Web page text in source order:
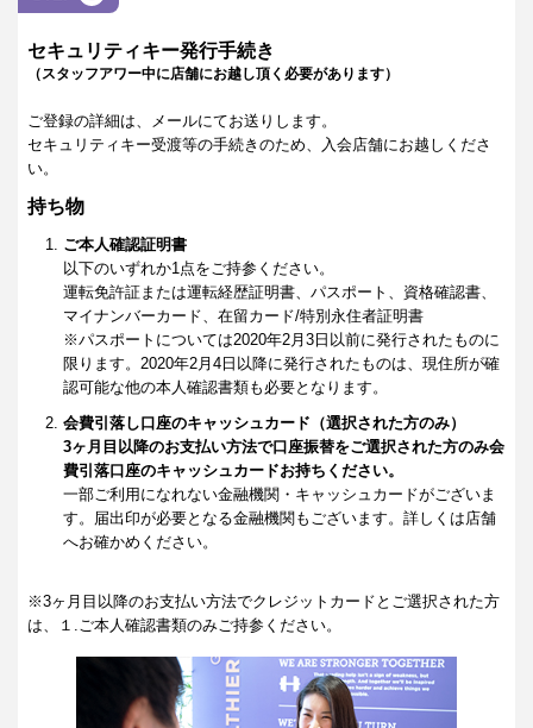
セキュリティキー発行手続き
（スタッフアワー中に店舗にお越し頂く必要があります）
ご登録の詳細は、メールにてお送りします。
セキュリティキー受渡等の手続きのため、入会店舗にお越しくださ
い。
持ち物
ご本人確認証明書
以下のいずれか1点をご持参ください。
運転免許証または運転経歴証明書、パスポート、資格確認書、
マイナンバーカード、在留カード/特別永住者証明書
※パスポートについては2020年2月3日以前に発行されたものに
限ります。2020年2月4日以降に発行されたものは、現住所が確
認可能な他の本人確認書類も必要となります。
会費引落し口座のキャッシュカード（選択された方のみ）
3ヶ月目以降のお支払い方法で口座振替をご選択された方のみ会
費引落口座のキャッシュカードお持ちください。
一部ご利用になれない金融機関・キャッシュカードがございま
す。届出印が必要となる金融機関もございます。詳しくは店舗
へお確かめください。
※3ヶ月目以降のお支払い方法でクレジットカードとご選択された方
は、１.ご本人確認書類のみご持参ください。